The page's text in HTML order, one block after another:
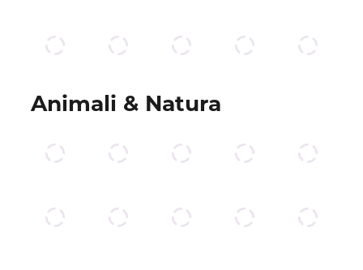
Animali & Natura